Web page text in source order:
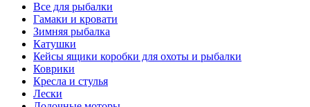
Все для рыбалки
Гамаки и кровати
Зимняя рыбалка
Катушки
Кейсы ящики коробки для охоты и рыбалки
Коврики
Кресла и стулья
Лески